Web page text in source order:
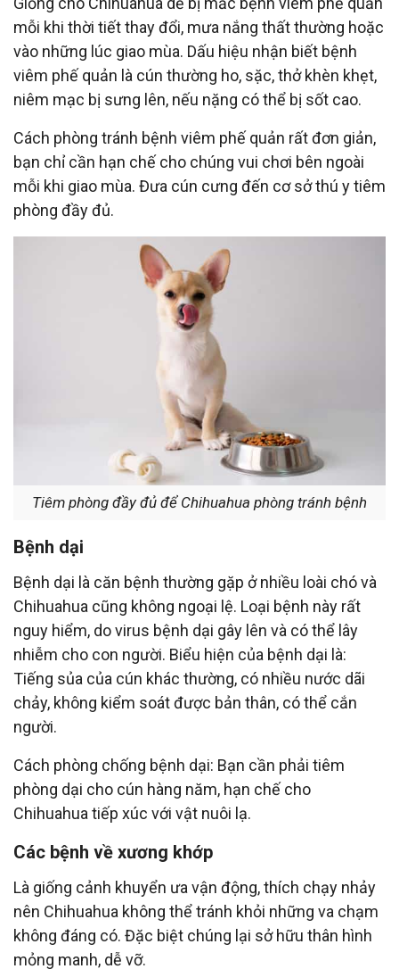
mỗi khi thời tiết thay đổi, mưa nắng thất thường hoặc
vào những lúc giao mùa. Dấu hiệu nhận biết bệnh
viêm phế quản là cún thường ho, sặc, thở khèn khẹt,
niêm mạc bị sưng lên, nếu nặng có thể bị sốt cao.
Cách phòng tránh bệnh viêm phế quản rất đơn giản,
bạn chỉ cần hạn chế cho chúng vui chơi bên ngoài
mỗi khi giao mùa. Đưa cún cưng đến cơ sở thú y tiêm
phòng đầy đủ.
Tiêm phòng đầy đủ để Chihuahua phòng tránh bệnh
Bệnh dại
Bệnh dại là căn bệnh thường gặp ở nhiều loài chó và
Chihuahua cũng không ngoại lệ. Loại bệnh này rất
nguy hiểm, do virus bệnh dại gây lên và có thể lây
nhiễm cho con người. Biểu hiện của bệnh dại là:
Tiếng sủa của cún khác thường, có nhiều nước dãi
chảy, không kiểm soát được bản thân, có thể cắn
người.
Cách phòng chống bệnh dại: Bạn cần phải tiêm
phòng dại cho cún hàng năm, hạn chế cho
Chihuahua tiếp xúc với vật nuôi lạ.
Các bệnh về xương khớp
Là giống cảnh khuyển ưa vận động, thích chạy nhảy
nên Chihuahua không thể tránh khỏi những va chạm
không đáng có. Đặc biệt chúng lại sở hữu thân hình
mỏng manh, dễ vỡ.